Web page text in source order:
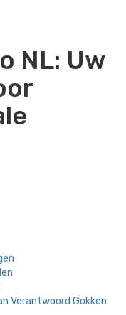
NL: Uw
Verantwoord Gokken